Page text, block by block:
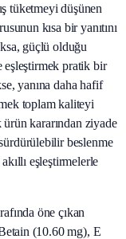
tüketmeyi düşünen
kısa bir yanıtını
güçlü olduğu
eşleştirmek pratik bir
yanına daha hafif
toplam kaliteyi
ürün kararından ziyade
beslenme
eşleştirmelerle
öne çıkan
(10.60 mg), E